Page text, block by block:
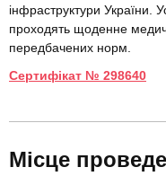
інфраструктури України.
проходять щоденне
передбачених норм.
Сертифікат № 298640
Місце